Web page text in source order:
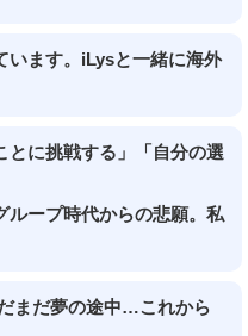
います。iLysと一緒に海外
とに挑戦する」「自分の選
ループ時代からの悲願。私
まだ夢の途中…これから